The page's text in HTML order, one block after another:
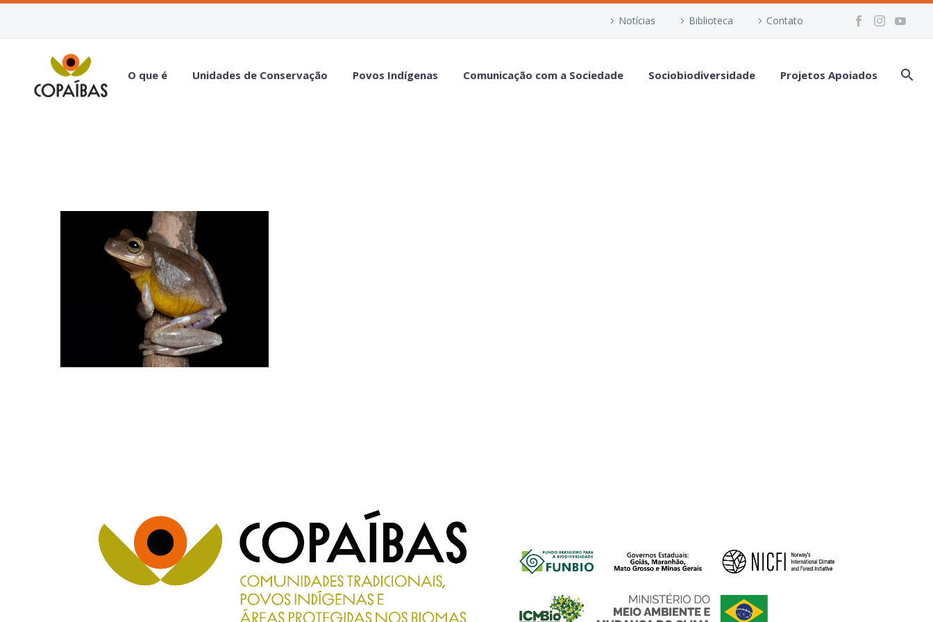
Notícias Biblioteca Contato
O que é Unidades de Conservação Povos Indígenas Comunicação com a Sociedade Sociobiodiversidade Projetos Apoiados